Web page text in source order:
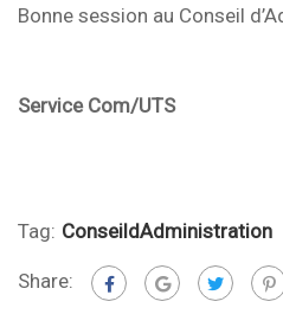
Bonne session au Conseil
Service Com/UTS
Tag: ConseildAdministration
Share: